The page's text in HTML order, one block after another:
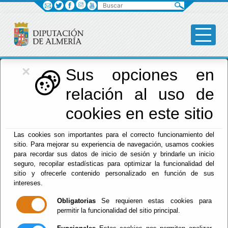
×
Sus opciones en
relación al uso de
cookies en este sitio
Las cookies son importantes para el correcto funcionamiento del
sitio. Para mejorar su experiencia de navegación, usamos cookies
para recordar sus datos de inicio de sesión y brindarle un inicio
seguro, recopilar estadísticas para optimizar la funcionalidad del
sitio y ofrecerle contenido personalizado en función de sus
intereses.
Obligatorias Se requieren estas cookies para
permitir la funcionalidad del sitio principal.
Diputación
Menú Diputación
Aviso Legal
La información suministrada a través de este sitio
web se encuentra protegida por la legislación sobre
propiedad intelectual.
Buscar